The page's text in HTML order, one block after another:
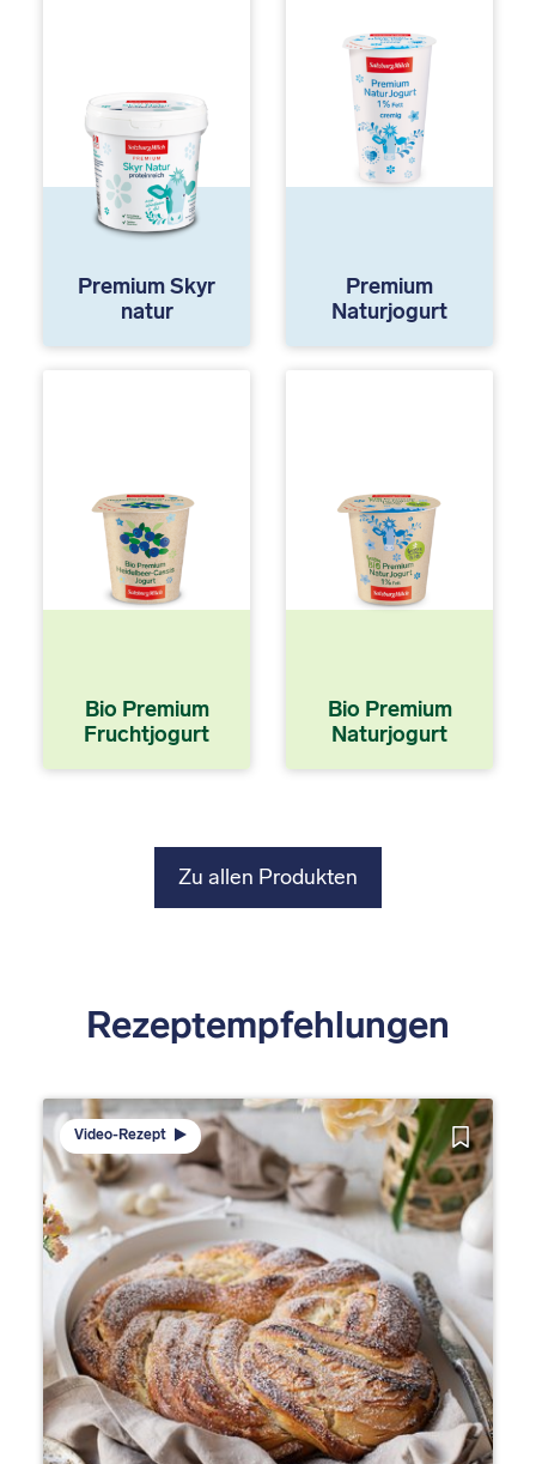
Premium Skyr
natur
Premium
Naturjogurt
Bio Premium
Fruchtjogurt
Bio Premium
Naturjogurt
Zu allen Produkten
Rezeptempfehlungen
Video-Rezept